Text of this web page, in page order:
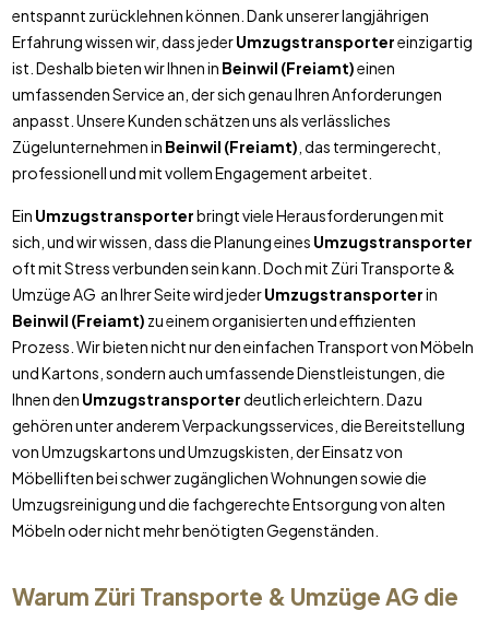
entspannt zurücklehnen können. Dank unserer langjährigen
Erfahrung wissen wir, dass jederUmzugstransportereinzigartig
ist. Deshalb bieten wir Ihnen in Beinwil (Freiamt)einen
umfassenden Service an, der sich genau Ihren Anforderungen
anpasst. Unsere Kunden schätzen uns als verlässliches
Zügelunternehmen in Beinwil (Freiamt) , das termingerecht,
professionell und mit vollem Engagement arbeitet.
Ein Umzugstransporterbringt viele Herausforderungen mit
sich, und wir wissen, dass die Planung eines Umzugstransporter
oft mit Stress verbunden sein kann. Doch mit Züri Transporte &
Umzüge AG an Ihrer Seite wird jederUmzugstransporterin
Beinwil (Freiamt) zu einem organisierten und effizienten
Prozess. Wir bieten nicht nur den einfachen Transport von Möbeln
und Kartons, sondern auch umfassende Dienstleistungen, die
Ihnen den Umzugstransporterdeutlich erleichtern. Dazu
gehören unter anderem Verpackungsservices, die Bereitstellung
von Umzugskartons und Umzugskisten, der Einsatz von
Möbelliften bei schwer zugänglichen Wohnungen sowie die
Umzugsreinigung und die fachgerechte Entsorgung von alten
Möbeln oder nicht mehr benötigten Gegenständen.
Warum Züri Transporte & Umzüge AG die